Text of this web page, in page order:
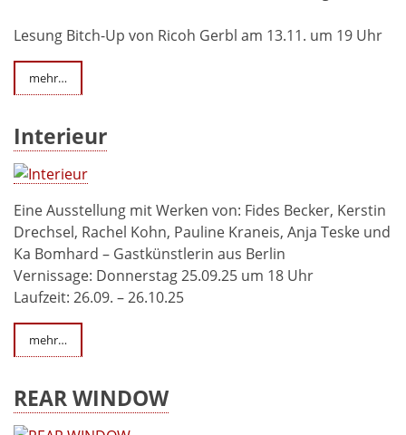
Lesung Bitch-Up von Ricoh Gerbl am 13.11. um 19 Uhr
mehr…
Interieur
Eine Ausstellung mit Werken von: Fides Becker, Kerstin
Drechsel, Rachel Kohn, Pauline Kraneis, Anja Teske und
Ka Bomhard – Gastkünstlerin aus Berlin
Vernissage: Donnerstag 25.09.25 um 18 Uhr
Laufzeit: 26.09. – 26.10.25
mehr…
REAR WINDOW